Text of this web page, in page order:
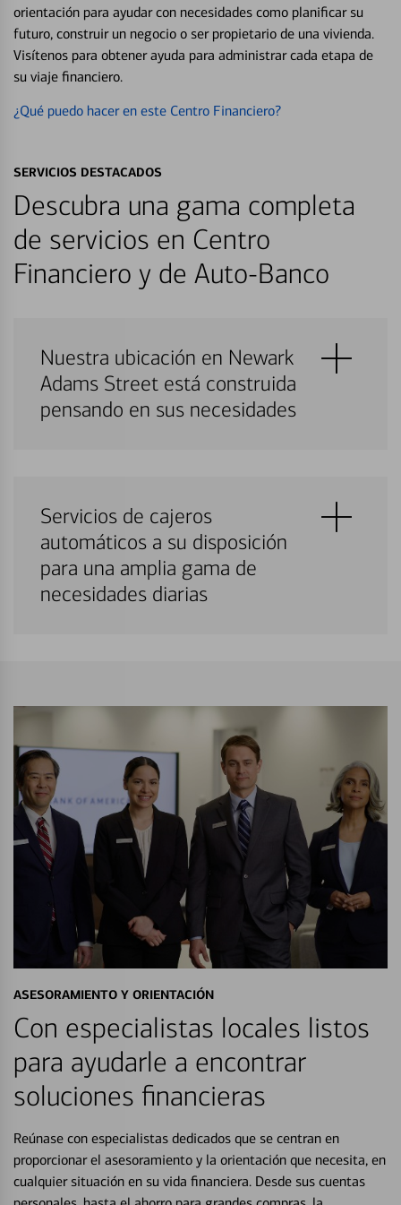
orientación para ayudar con necesidades como planificar su
futuro, construir un negocio o ser propietario de una vivienda.
Visítenos para obtener ayuda para administrar cada etapa de
su viaje financiero.
¿Qué puedo hacer en este Centro Financiero?
SERVICIOS DESTACADOS
Descubra una gama completa
de servicios en Centro
Financiero y de Auto-Banco
Nuestra ubicación en Newark
Adams Street está construida
pensando en sus necesidades
Servicios de cajeros
automáticos a su disposición
para una amplia gama de
necesidades diarias
ASESORAMIENTO Y ORIENTACIÓN
Con especialistas locales listos
para ayudarle a encontrar
soluciones financieras
Reúnase con especialistas dedicados que se centran en
proporcionar el asesoramiento y la orientación que necesita, en
cualquier situación en su vida financiera. Desde sus cuentas